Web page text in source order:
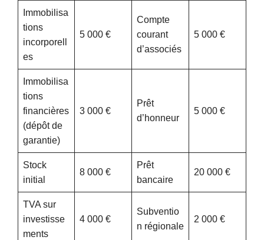
Immobilisa
tions
incorporell
es
5 000 €
Compte
courant
d’associés
5 000 €
Immobilisa
tions
financières
(dépôt de
garantie)
3 000 €
Prêt
d’honneur
5 000 €
Stock
initial
8 000 €
Prêt
bancaire
20 000 €
TVA sur
investisse
ments
4 000 €
Subventio
n régionale
2 000 €